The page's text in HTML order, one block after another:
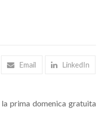
Email LinkedIn
la prima domenica gratuita